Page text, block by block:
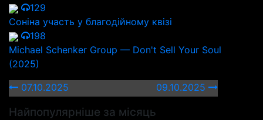
129
Соніна участь у благодійному квізі
198
Michael Schenker Group — Don't Sell Your Soul
(2025)
07.10.2025
09.10.2025
Найпопулярніше за місяць